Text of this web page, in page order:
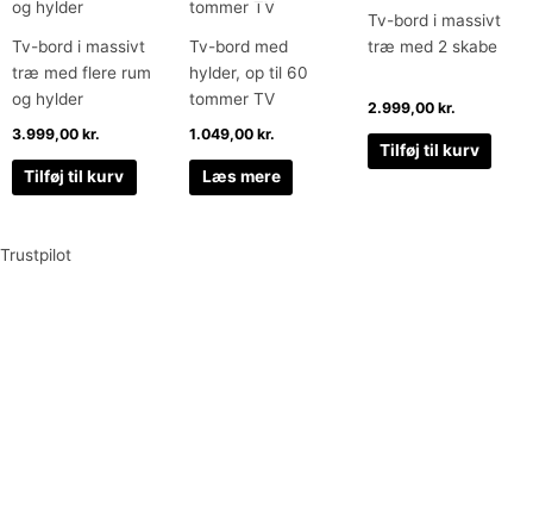
Tv-bord i massivt
træ med flere rum
og hylder
3.999,00 kr.
Tilføj til kurv
Tv-bord med
hylder, op til 60
tommer TV
1.049,00kr.
Læs mere
Tv-bord i massivt
træ med 2 skabe
2.999,00 kr.
Tilføj til kurv
Trustpilot